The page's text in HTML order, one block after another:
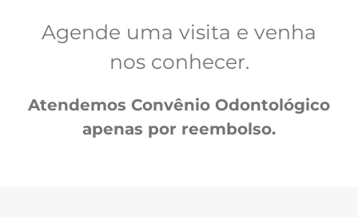
Agende uma visita e venha
nos conhecer.
Atendemos Convênio Odontológico
apenas por reembolso.